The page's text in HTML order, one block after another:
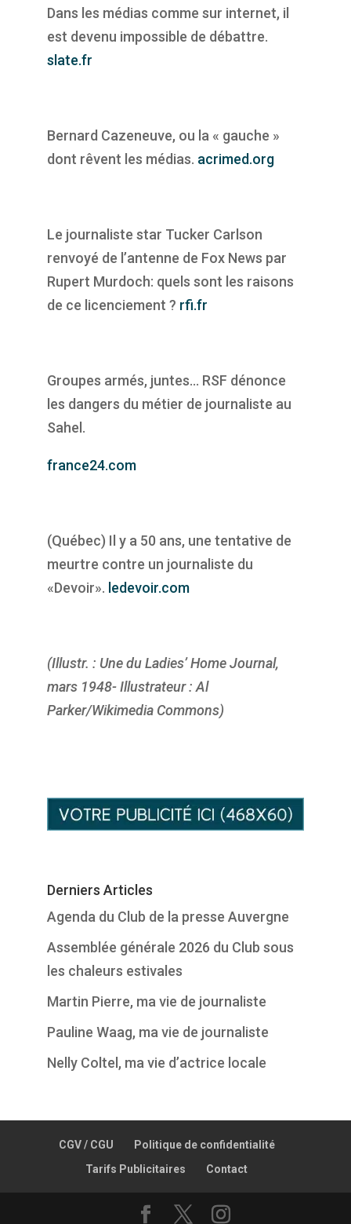
Dans les médias comme sur internet, il
est devenu impossible de débattre.
slate.fr
Bernard Cazeneuve, ou la « gauche »
dont rêvent les médias. acrimed.org
Le journaliste star Tucker Carlson
renvoyé de l’antenne de Fox News par
Rupert Murdoch: quels sont les raisons
de ce licenciement ? rfi.fr
Groupes armés, juntes… RSF dénonce
les dangers du métier de journaliste au
Sahel.
france24.com
(Québec) Il y a 50 ans, une tentative de
meurtre contre un journaliste du
«Devoir». ledevoir.com
(Illustr. : Une du Ladies’ Home Journal,
mars 1948- Illustrateur : Al
Parker/Wikimedia Commons)
Derniers Articles
Agenda du Club de la presse Auvergne
Assemblée générale 2026 du Club sous
les chaleurs estivales
Martin Pierre, ma vie de journaliste
Pauline Waag, ma vie de journaliste
Nelly Coltel, ma vie d’actrice locale
CGV / CGU
Politique de confidentialité
Tarifs Publicitaires
Contact